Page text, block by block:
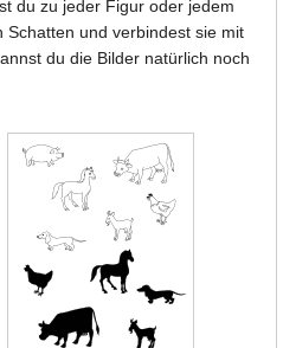
du zu jeder Figur oder jedem
und verbindest sie mit
du die Bilder natürlich noch